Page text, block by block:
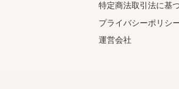
特定商法取引法に基
プライバシーポリシ
運営会社